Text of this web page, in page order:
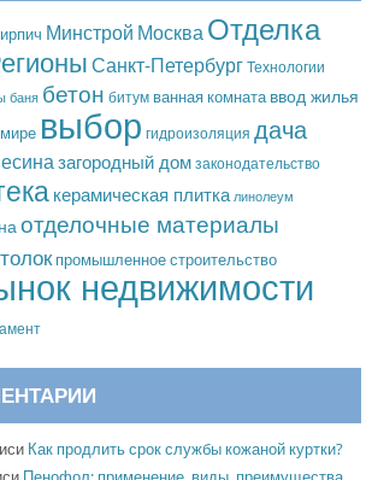
Минстрой МоскваОтделка
Санкт-Петербург Технологии
баня бетон битум ванная комната ввод жилья
выбор гидроизоляция дача
загородный дом законодательство
керамическая плитка линолеум
отделочные материалы
промышленное строительство
недвижимости
Как продлить срок службы кожаной куртки?